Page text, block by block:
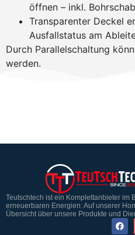
öffnen – inkl.
Transparenter Deckel
Ausfallstatus am
Durch Parallelschaltung
werden.
Teutschtech ist ein Komplettanbieter im
erneuerbaren Energien. Auf unserer
Übersicht über unsere Produkte und